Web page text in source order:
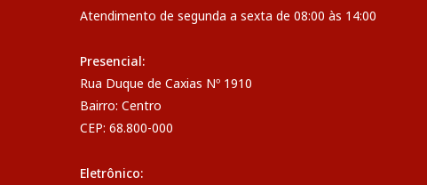
Atendimento de segunda a sexta de 08:00 às 14:00
Presencial:
Rua Duque de Caxias Nº 1910
Bairro: Centro
CEP: 68.800-000
Eletrônico: